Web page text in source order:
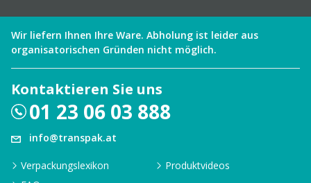
Wir liefern Ihnen Ihre Ware. Abholung ist leider aus
organisatorischen Gründen nicht möglich.
Kontaktieren Sie uns
01 23 06 03 888
info@transpak.at
Verpackungslexikon
Produktvideos